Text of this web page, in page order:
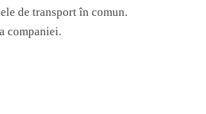
de transport în comun.
companiei.